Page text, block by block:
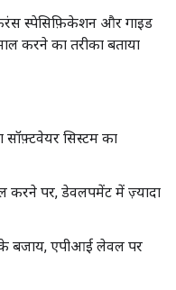
स्पेसिफ़िकेशन और गाइड
करने का तरीका बताया
सिस्टम का
करने पर, डेवलपमेंट में ज़्यादा
बजाय, एपीआई लेवल पर